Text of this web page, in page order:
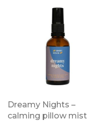
Dreamy Nights –
calming pillow mist